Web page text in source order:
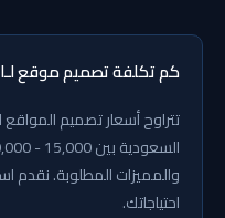
كم تكلفة تصميم موقع
تتراوح أسعار تصميم
والمميزات المطلوبة.
احتياجاتك.